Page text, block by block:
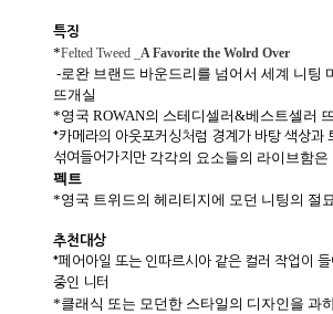
특징
*Felted Tweed _ A Favorite the Wolrd Over
-로완 브랜드 바운드리를 넘어서 세계 니팅
뜨개실
*영국 ROWAN의 스테디셀러&베스트셀러
*카메라의 아웃포커싱처럼 경계가 바탕 색상과
섞여들어가지만 각각의 요소들의 라이브함은
펙트
*영국 트위드의 헤리티지에 모던 니팅의 절
추천대상
*페어아일 또는 인따르시아 같은 컬러 작업이
중인 니터
*클래식 또는 모던한 스타일의 디자인을 과